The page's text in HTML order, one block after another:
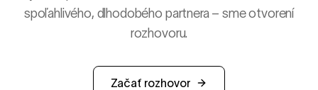
spoľahlivého, dlhodobého partnera – sme otvorení
rozhovoru.
Začať rozhovor